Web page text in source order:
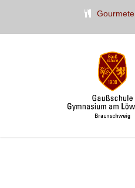
Gourmete